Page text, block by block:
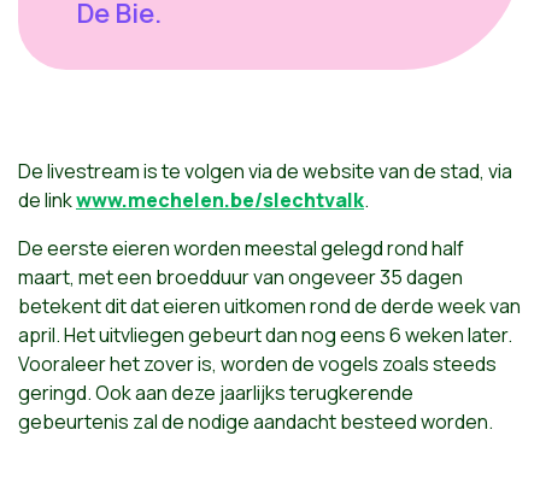
De Bie.
De livestream is te volgen via de website van de stad, via
de linkwww.mechelen.be/slechtvalk.
De eerste eieren worden meestal gelegd rond half
maart, met een broedduur van ongeveer 35 dagen
betekent dit dat eieren uitkomen rond de derde week van
april. Het uitvliegen gebeurt dan nog eens 6 weken later.
Vooraleer het zover is, worden de vogels zoals steeds
geringd. Ook aan deze jaarlijks terugkerende
gebeurtenis zal de nodige aandacht besteed worden.